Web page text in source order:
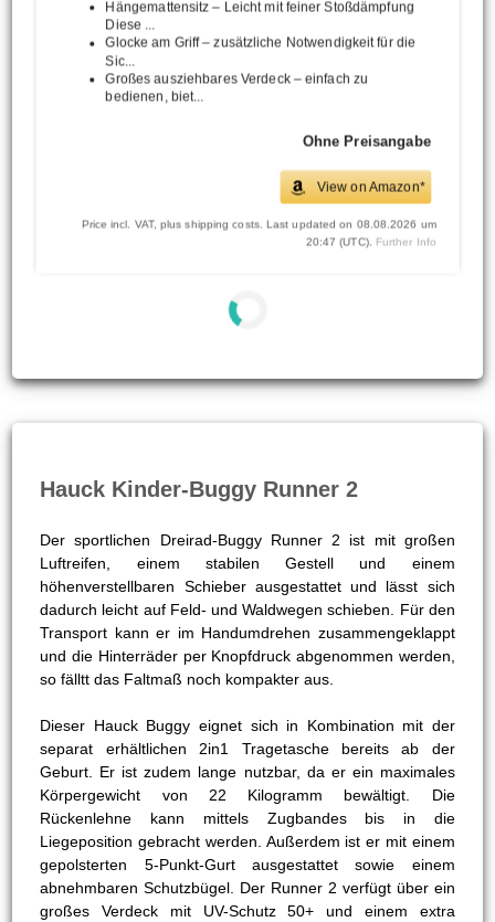
Hängemattensitz – Leicht mit feiner Stoßdämpfung
Diese ...
Glocke am Griff – zusätzliche Notwendigkeit für die
Sic...
Großes ausziehbares Verdeck – einfach zu
bedienen, biet...
Ohne Preisangabe
View on Amazon*
Price incl. VAT, plus shipping costs. Last updated on 08.08.2026 um
20:47 (UTC). Further Info
Hauck Kinder-Buggy Runner 2
Der sportlichen Dreirad-Buggy Runner 2 ist mit großen
Luftreifen, einem stabilen Gestell und einem
höhenverstellbaren Schieber ausgestattet und lässt sich
dadurch leicht auf Feld- und Waldwegen schieben. Für den
Transport kann er im Handumdrehen zusammengeklappt
und die Hinterräder per Knopfdruck abgenommen werden,
so fälltt das Faltmaß noch kompakter aus.
Dieser Hauck Buggy eignet sich in Kombination mit der
separat erhältlichen 2in1 Tragetasche bereits ab der
Geburt. Er ist zudem lange nutzbar, da er ein maximales
Körpergewicht von 22 Kilogramm bewältigt. Die
Rückenlehne kann mittels Zugbandes bis in die
Liegeposition gebracht werden. Außerdem ist er mit einem
gepolsterten 5-Punkt-Gurt ausgestattet sowie einem
abnehmbaren Schutzbügel. Der Runner 2 verfügt über ein
großes Verdeck mit UV-Schutz 50+ und einem extra